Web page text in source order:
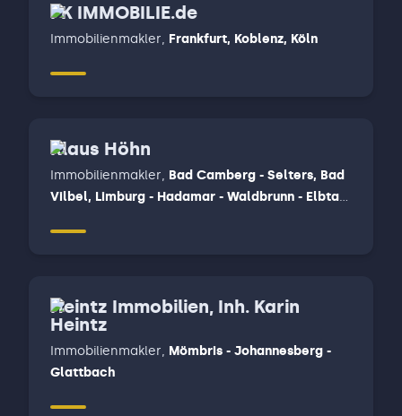
PK IMMOBILIE.de
Immobilienmakler, Frankfurt, Koblenz, Köln
Klaus Höhn
Immobilienmakler, Bad Camberg - Selters, Bad
Vilbel, Limburg - Hadamar - Waldbrunn - Elbtal,
Heintz Immobilien, Inh. Karin
Heintz
Immobilienmakler, Mömbris - Johannesberg -
Glattbach